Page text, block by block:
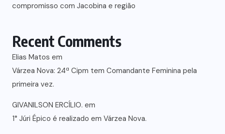
compromisso com Jacobina e região
Recent Comments
Elias Matos em
Várzea Nova: 24ª Cipm tem Comandante Feminina pela
primeira vez.
GIVANILSON ERCÍLIO. em
1° Júri Épico é realizado em Várzea Nova.